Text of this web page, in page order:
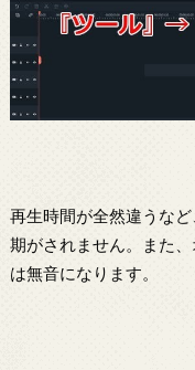
再生時間が全然違うな
期がされません。また
は無音になります。